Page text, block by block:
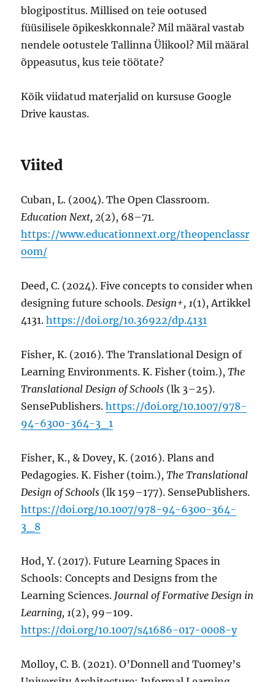
blogipostitus. Millised on teie ootused
füüsilisele õpikeskkonnale? Mil määral vastab
nendele ootustele Tallinna Ülikool? Mil määral
õppeasutus, kus teie töötate?
Kõik viidatud materjalid on kursuse Google
Drive kaustas.
Viited
Cuban, L. (2004). The Open Classroom.
Education Next, 2(2), 68–71.
https://www.educationnext.org/theopenclassr
oom/
Deed, C. (2024). Five concepts to consider when
designing future schools. Design+, 1(1), Artikkel
4131.https://doi.org/10.36922/dp.4131
Fisher, K. (2016). The Translational Design of
Learning Environments. K. Fisher (toim.),The
Translational Design of Schools (lk 3–25).
SensePublishers.https://doi.org/10.1007/978-
94-6300-364-3_1
Fisher, K., & Dovey, K. (2016). Plans and
Pedagogies. K. Fisher (toim.),The Translational
Design of Schools (lk 159–177). SensePublishers.
https://doi.org/10.1007/978-94-6300-364-
3_8
Hod, Y. (2017). Future Learning Spaces in
Schools: Concepts and Designs from the
Learning Sciences. Journal of Formative Design in
Learning, 1(2), 99–109.
https://doi.org/10.1007/s41686-017-0008-y
Molloy, C. B. (2021). O’Donnell and Tuomey’s